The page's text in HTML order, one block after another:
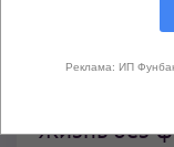
Интенсивы
Жизнь без
Реклама: ИП